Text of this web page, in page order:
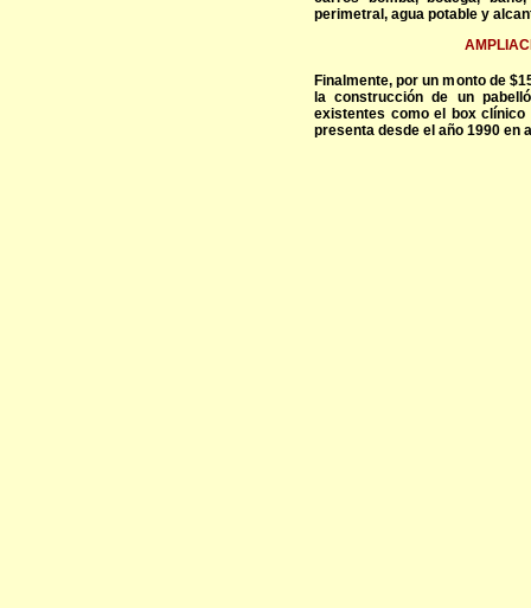
perimetral, agua potable y
Finalmente, por un monto de
la construcción de un
existentes como el box
presenta desde el año 1990 en